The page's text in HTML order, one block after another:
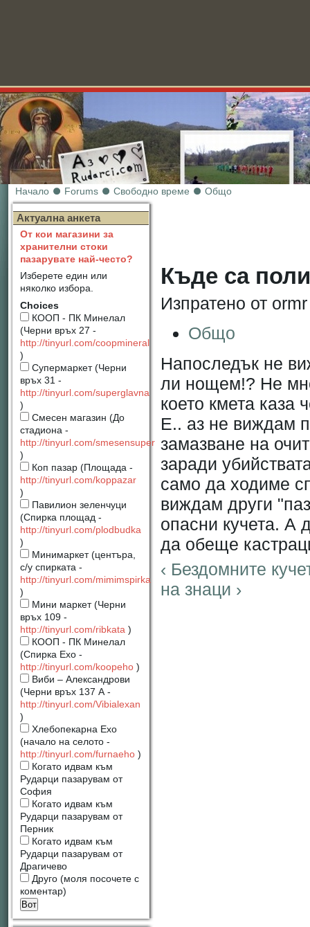
Начало Forums Свободно време Общо
Актуална анкета
От кои магазини за
хранителни стоки
пазарувате най-често?
Изберете един или
няколко избора.
Choices
КООП - ПК Минелал
(Черни връх 27 -
http://tinyurl.com/coopmineral
)
Супермаркет (Черни
връх 31 -
http://tinyurl.com/superglavna
)
Смесен магазин (До
стадиона -
http://tinyurl.com/smesensuper
)
Коп пазар (Площада -
http://tinyurl.com/koppazar
)
Павилион зеленчуци
(Спирка площад -
http://tinyurl.com/plodbudka
)
Минимаркет (центъра,
с/у спирката -
http://tinyurl.com/mimimspirka
)
Мини маркет (Черни
връх 109 -
http://tinyurl.com/ribkata )
КООП - ПК Минелал
(Спирка Ехо -
http://tinyurl.com/koopeho )
Виби – Александрови
(Черни връх 137 А -
http://tinyurl.com/Vibialexan
)
Хлебопекарна Ехо
(начало на селото -
http://tinyurl.com/furnaeho )
Когато идвам към
Рударци пазарувам от
София
Когато идвам към
Рударци пазарувам от
Перник
Когато идвам към
Рударци пазарувам от
Драгичево
Друго (моля посочете с
коментар)
Къде са
Изпратено от
Общо
Напоследък не
ли нощем!? Не
което кмета каза
Е.. аз не виждам
замазване на
заради
само да ходиме
виждам други
опасни кучета. А
да обеще
‹ Бездомните
на знаци ›